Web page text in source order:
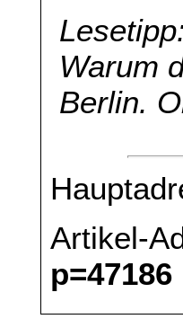
Warum
Berlin.
Artikel-
p=47186